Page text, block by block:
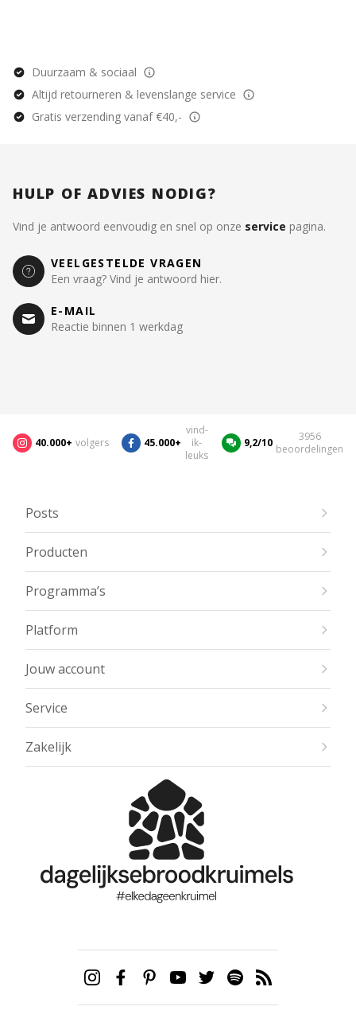
Duurzaam & sociaal
Altijd retourneren & levenslange service
Gratis verzending vanaf €40,-
HULP OF ADVIES NODIG?
Vind je antwoord eenvoudig en snel op onze service pagina.
VEELGESTELDE VRAGEN
Een vraag? Vind je antwoord hier.
E-MAIL
Reactie binnen 1 werkdag
40.000+ volgers 45.000+
vind-
ik-
leuks
9,2/10
3956
beoordelingen
Posts
Producten
Programma’s
Platform
Jouw account
Service
Zakelijk